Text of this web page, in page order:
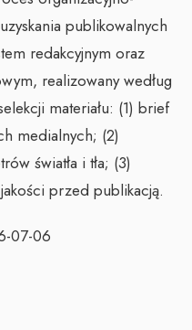
publikowalnych
redakcyjnym oraz
realizowany według
materiału: (1) brief
medialnych; (2)
światła i tła; (3)
przed publikacją.
07-06